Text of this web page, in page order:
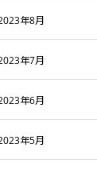
年8月
年7月
年6月
年5月